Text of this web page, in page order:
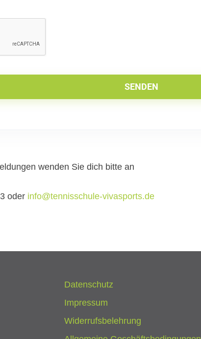
wenden Sie dich bitte an
oder info@tennisschule-vivasports.de
Datenschutz
Impressum
Widerrufsbelehrung